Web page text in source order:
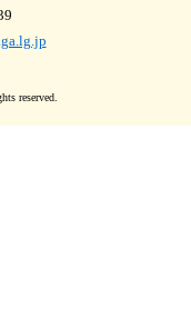
reserved.